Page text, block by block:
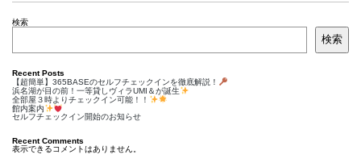
検索
検索
Recent Posts
【超簡単】365BASEのセルフチェックインを徹底解説！
浜名湖が目の前！一等貸しヴィラUMI＆が誕生
全部屋３時よりチェックイン可能！！
館内案内
セルフチェックイン開始のお知らせ
Recent Comments
表示できるコメントはありません。